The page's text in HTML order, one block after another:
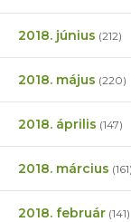
2018. június (212)
2018. május (220)
2018. április (147)
2018. március (161)
2018. február (141)